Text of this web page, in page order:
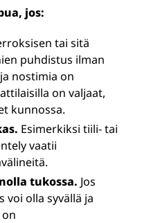
jos:
tai sitä
puhdistus ilman
nostimia on
on valjaat,
kunnossa.
Esimerkiksi tiili- tai
vaatii
tukossa. Jos
voi olla syvällä ja